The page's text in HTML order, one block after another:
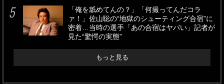
「俺を舐めてんの？」「何撮ってんだコラ
ァ！」佐山聡の“地獄のシューティング合宿”に
密着…当時の選手「あの合宿はヤバい」記者が
見た“驚愕の実態”
もっと見る